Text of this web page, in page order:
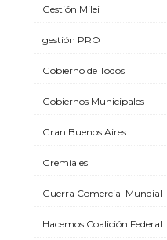
Gestión Milei
gestión PRO
Gobierno de Todos
Gobiernos Municipales
Gran Buenos Aires
Gremiales
Guerra Comercial Mundial
Hacemos Coalición Federal